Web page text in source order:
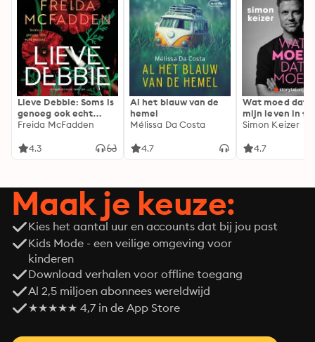
Lieve Debbie: Soms is
genoeg ook echt
genoeg...
Freida McFadden
4.3
Al het blauw van de
hemel
Mélissa Da Costa
4.7
Wat moed dat
mijn leven in
Simon Keizer
4.7
Maak je keuze:
Kies het aantal uur en accounts dat bij jou past
Kids Mode - een veilige omgeving voor
kinderen
Download verhalen voor offline toegang
Al 2,5 miljoen abonnees wereldwijd
★★★★★ 4,7 in de App Store